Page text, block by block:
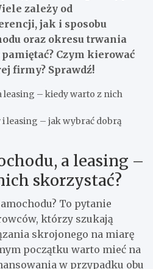
zależy od
jak i sposobu
oraz okresu trwania
Czym kierować
firmy? Sprawdź!
leasing – kiedy warto z nich
leasing – jak wybrać dobrą
a leasing –
skorzystać?
To pytanie
którzy szukają
skrojonego na miarę
początku warto mieć na
w przypadku obu